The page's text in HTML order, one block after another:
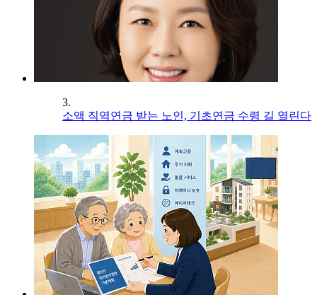
3.
소액 직역연금 받는 노인, 기초연금 수령 길 열린다